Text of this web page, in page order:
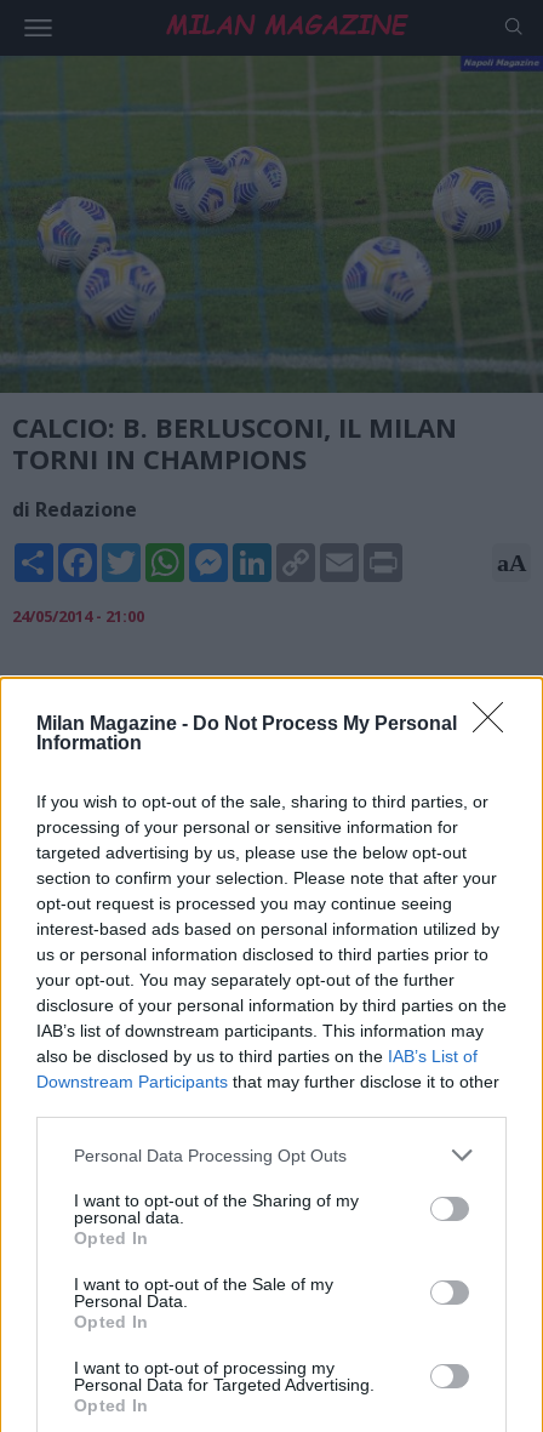
Milan Magazine - Do Not Process My Personal
Information
If you wish to opt-out of the sale, sharing to third parties, or
processing of your personal or sensitive information for
targeted advertising by us, please use the below opt-out
section to confirm your selection. Please note that after your
opt-out request is processed you may continue seeing
interest-based ads based on personal information utilized by
us or personal information disclosed to third parties prior to
your opt-out. You may separately opt-out of the further
disclosure of your personal information by third parties on the
IAB’s list of downstream participants. This information may
also be disclosed by us to third parties on the IAB’s List of
Downstream Participants that may further disclose it to other
Personal Data Processing Opt Outs
I want to opt-out of the Sharing of my
personal data.
Opted In
I want to opt-out of the Sale of my
Personal Data.
Opted In
I want to opt-out of processing my
Personal Data for Targeted Advertising.
Opted In
CALCIO: B. BERLUSCONI, IL MILAN
TORNI IN CHAMPIONS
di Redazione
Share FacebookTwitterWhatsAppMessengerLinkedInCopy
Link
Email aA
24/05/2014 - 21:00
per la prossima stagione indicato da Barbara Berlusconi. "Ci
tengo a essere molto diretta nei confronti dei nostri tifosi
detto a Sky l'ad rossonero, a Lisbona per la finale di
Champions League - è stata sicuramente una stagione
deludente e per questo abbiamo il dovere di metterci subito
al lavoro per cercare di riportare il Milan ai livelli che merita".
VAI ALLA VERSIONE CLASSICA
Il materiale (testo, foto e video) consultabile in questo portale è di nostra proprietà.